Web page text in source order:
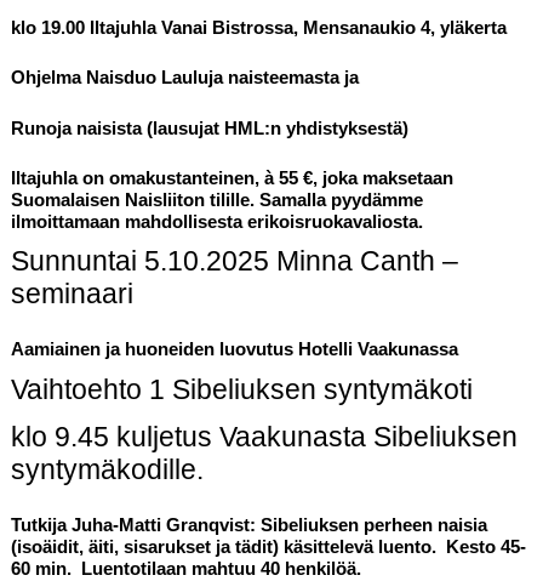
klo 19.00 IltajuhlaVanai Bistrossa, Mensanaukio 4, yläkerta
Ohjelma Naisduo Lauluja naisteemasta ja
Runoja naisista (lausujat HML:n yhdistyksestä)
Iltajuhla on omakustanteinen, à 55 €, joka maksetaan
Suomalaisen Naisliiton tilille. Samalla pyydämme
ilmoittamaan mahdollisesta erikoisruokavaliosta.
Sunnuntai 5.10.2025 Minna Canth –
seminaari
Aamiainen ja huoneiden luovutus Hotelli Vaakunassa
Vaihtoehto 1 Sibeliuksen syntymäkoti
klo 9.45 kuljetus Vaakunasta Sibeliuksen
syntymäkodille.
Tutkija Juha-Matti Granqvist: Sibeliuksen perheen naisia
(isoäidit, äiti, sisarukset ja tädit) käsittelevä luento. Kesto 45-
60 min.Luentotilaan mahtuu 40 henkilöä.